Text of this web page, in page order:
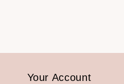
Your Account